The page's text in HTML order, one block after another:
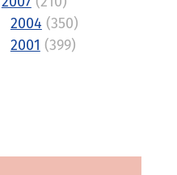
2004 (350)
2001 (399)